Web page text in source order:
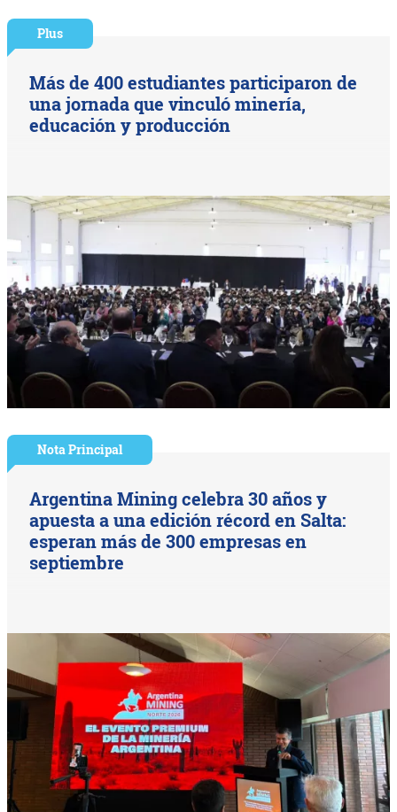
Plus
Más de 400 estudiantes participaron de
una jornada que vinculó minería,
educación y producción
Nota Principal
Argentina Mining celebra 30 años y
apuesta a una edición récord en Salta:
esperan más de 300 empresas en
septiembre